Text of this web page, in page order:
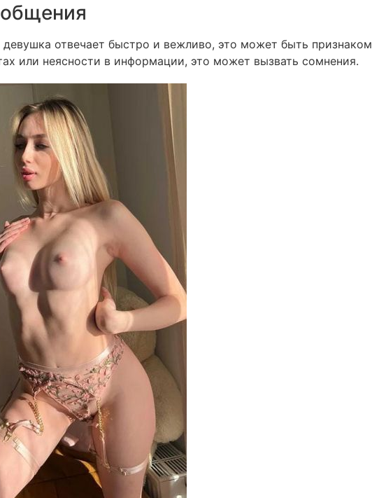
отвечает быстро и вежливо, это может быть признаком
или неясности в информации, это может вызвать сомнения.